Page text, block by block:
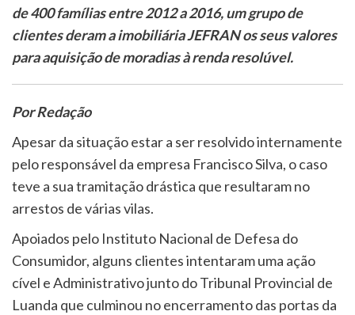
de 400 famílias entre 2012 a 2016, um grupo de
clientes deram a imobiliária JEFRAN os seus valores
para aquisição de moradias à renda resolúvel.
Por Redação
Apesar da situação estar a ser resolvido internamente
pelo responsável da empresa Francisco Silva, o caso
teve a sua tramitação drástica que resultaram no
arrestos de várias vilas.
Apoiados pelo Instituto Nacional de Defesa do
Consumidor, alguns clientes intentaram uma ação
cível e Administrativo junto do Tribunal Provincial de
Luanda que culminou no encerramento das portas da